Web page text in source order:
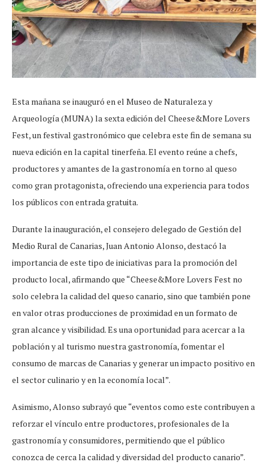
Esta mañana se inauguró en el Museo de Naturaleza y
Arqueología (MUNA) la sexta edición del Cheese&More Lovers
Fest, un festival gastronómico que celebra este fin de semana su
nueva edición en la capital tinerfeña. El evento reúne a chefs,
productores y amantes de la gastronomía en torno al queso
como gran protagonista, ofreciendo una experiencia para todos
los públicos con entrada gratuita.
Durante la inauguración, el consejero delegado de Gestión del
Medio Rural de Canarias, Juan Antonio Alonso, destacó la
importancia de este tipo de iniciativas para la promoción del
producto local, afirmando que “Cheese&More Lovers Fest no
solo celebra la calidad del queso canario, sino que también pone
en valor otras producciones de proximidad en un formato de
gran alcance y visibilidad. Es una oportunidad para acercar a la
población y al turismo nuestra gastronomía, fomentar el
consumo de marcas de Canarias y generar un impacto positivo en
el sector culinario y en la economía local”.
Asimismo, Alonso subrayó que “eventos como este contribuyen a
reforzar el vínculo entre productores, profesionales de la
gastronomía y consumidores, permitiendo que el público
conozca de cerca la calidad y diversidad del producto canario”.